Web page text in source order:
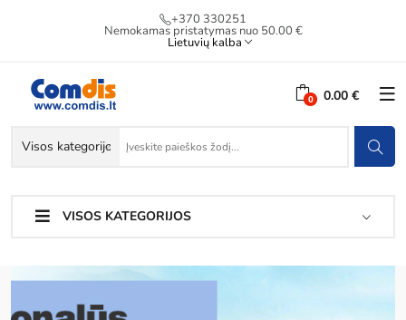
+370 330251
Nemokamas pristatymas nuo 50.00 €
Lietuvių kalba
0.00 €
VISOS KATEGORIJOS